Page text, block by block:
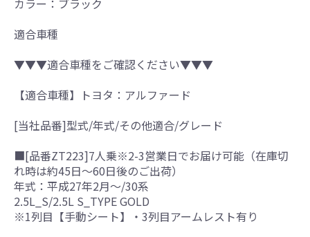
適合車種
▼▼▼適合車種をご確認ください▼▼▼
【適合車種】トヨタ：アルファード
[当社品番]型式/年式/その他適合/グレード
■[品番ZT223]7人乗※2-3営業日でお届け可能（在庫切
れ時は約45日～60日後のご出荷）
年式：平成27年2月～/30系
2.5L_S/2.5L S_TYPE GOLD
※1列目【手動シート】・3列目アームレスト有り